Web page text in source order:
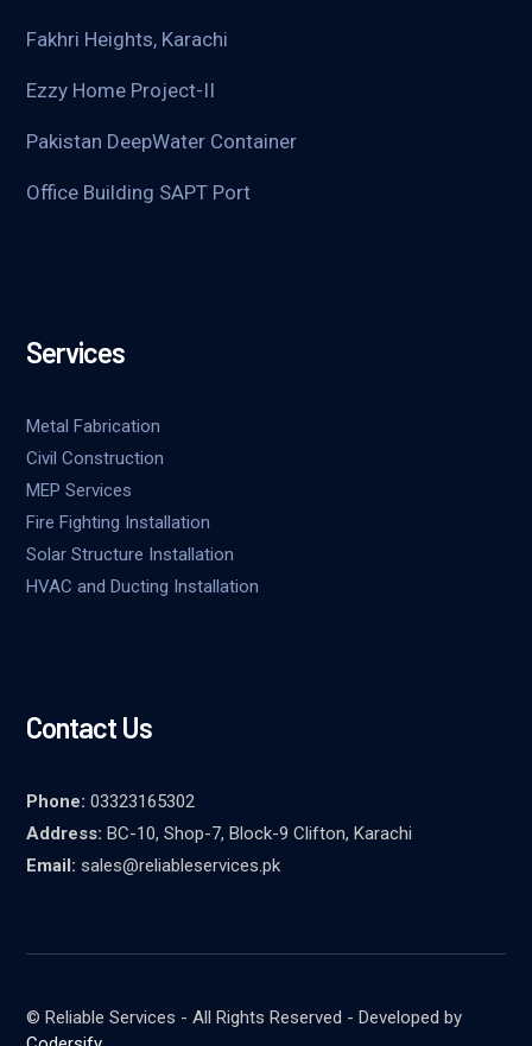
Fakhri Heights, Karachi
Ezzy Home Project-II
Pakistan DeepWater Container
Office Building SAPT Port
Services
Metal Fabrication
Civil Construction
MEP Services
Fire Fighting Installation
Solar Structure Installation
HVAC and Ducting Installation
Contact Us
Phone: 03323165302
Address: BC-10, Shop-7, Block-9 Clifton, Karachi
Email: sales@reliableservices.pk
© Reliable Services - All Rights Reserved - Developed by